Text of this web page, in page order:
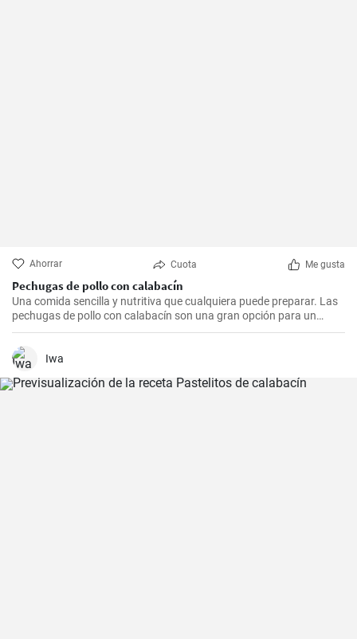
Ahorrar Cuota Me gusta
Pechugas de pollo con calabacín
Una comida sencilla y nutritiva que cualquiera puede preparar. Las
pechugas de pollo con calabacín son una gran opción para un
almuerzo o cena rápida.
Iwa